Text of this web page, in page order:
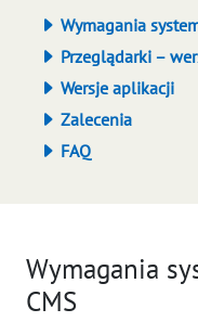
Wymagania
Przeglądarki –
Wersje aplikacji
Zalecenia
FAQ
Wymagania
CMS